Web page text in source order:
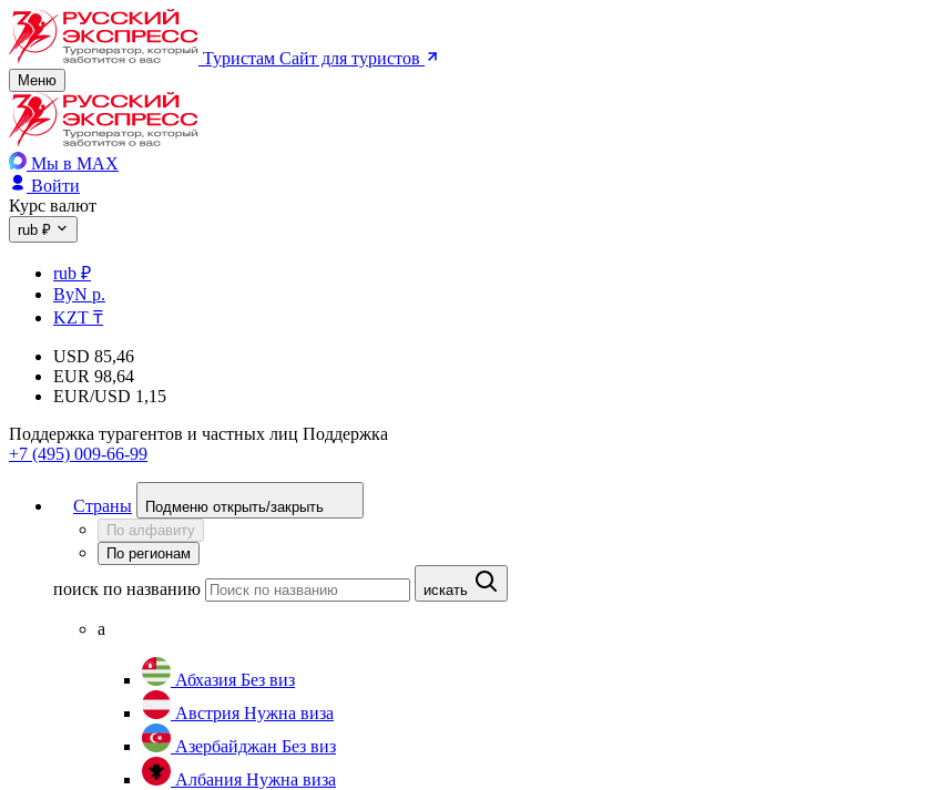
Туристам Сайт для туристов
Меню
Мы в MAX
Войти
Курс валют
rub ₽
rub ₽
ByN р.
KZT ₸
USD 85,46
EUR 98,64
EUR/USD 1,15
Поддержка турагентов и частных лиц Поддержка
+7 (495) 009-66-99
Страны
Подменю открыть/закрыть
По алфавиту
По регионам
поиск по названию искать
а
Абхазия Без виз
Австрия Нужна виза
Азербайджан Без виз
Албания Нужна виза